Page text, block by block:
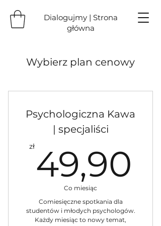
Dialogujmy | Strona
główna
Wybierz plan cenowy
Psychologiczna Kawa
| specjaliści
zł 49,90
Co miesiąc
Comiesięczne spotkania dla
studentów i młodych psychologów.
Każdy miesiąc to nowy temat,